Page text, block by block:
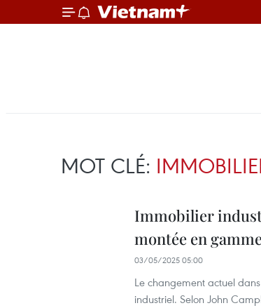
MOT CLÉ:
Immobilier
montée en
03/05/2025 05:00
Le changement actuel
industriel. Selon John